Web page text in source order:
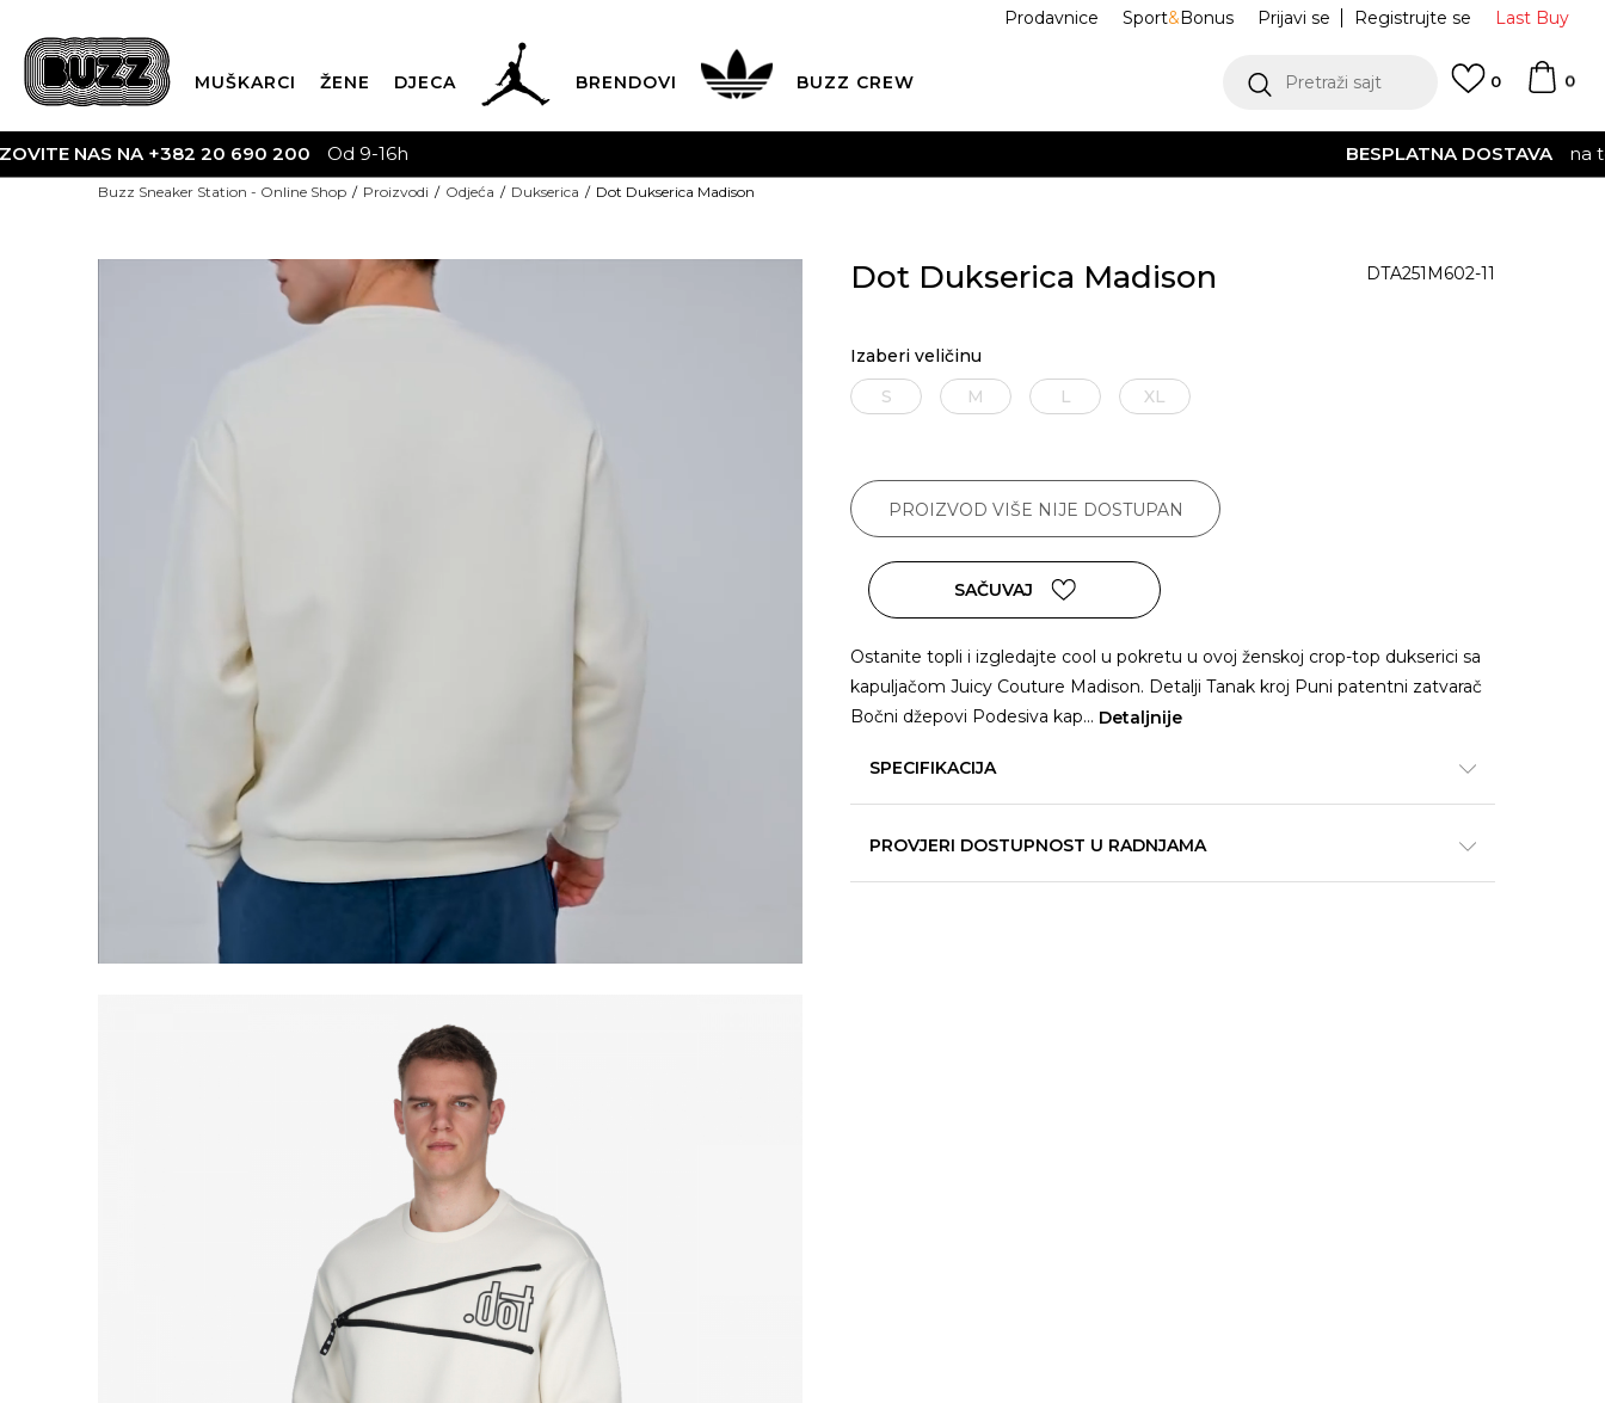
Last Buy
Prijavi se Registrujte se
Prodavnice Sport&Bonus
MUŠKARCI ŽENE DJECA BRENDOVI BUZZ CREW Pretraži sajt 0
0
BESPLATNA DOSTAVA
Buzz Sneaker Station - Online Shop Proizvodi Odjeća Dukserica Dot Dukserica Madison
Dot Dukserica Madison DTA251M602-11
Izaberi veličinu
S
M L XL
PROIZVOD VIŠE NIJE DOSTUPAN
SAČUVAJ
Ostanite topli i izgledajte cool u pokretu u ovoj ženskoj crop-top dukserici sa
kapuljačom Juicy Couture Madison. Detalji Tanak kroj Puni patentni zatvarač
Bočni džepovi Podesiva kap... Detaljnije
SPECIFIKACIJA
PROVJERI DOSTUPNOST U RADNJAMA